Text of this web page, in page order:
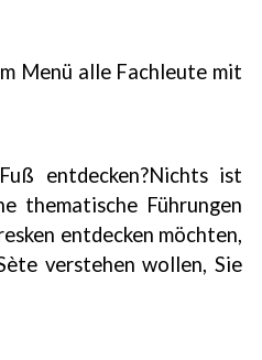
Menü alle Fachleute mit
entdecken?Nichts ist
thematische Führungen
entdecken möchten,
verstehen wollen, Sie